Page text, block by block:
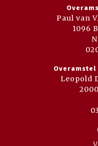
Paul van
1096
Leopold